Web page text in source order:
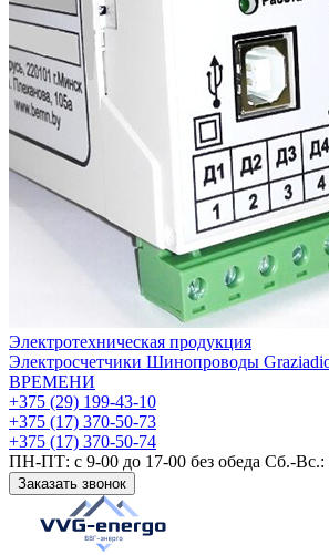
Электротехническая продукция
Электросчетчики Шинопроводы
ВРЕМЕНИ
+375 (29) 199-43-10
+375 (17) 370-50-73
+375 (17) 370-50-74
ПН-ПТ: с 9-00 до 17-00 без обеда Сб.-Вс.:
Заказать звонок